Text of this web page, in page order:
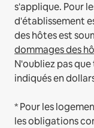
s'applique. Pour
d'établissement
des hôtes est
dommages des
N'oubliez pas
indiqués en
* Pour les
les obligations